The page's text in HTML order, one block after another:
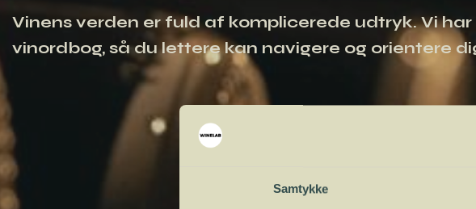
Samtykke
Vinens verden er fuld af komplicerede udtryk. Vi
vinordbog, så du lettere kan navigere og orientere